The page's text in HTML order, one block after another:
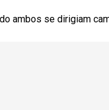
ambos se dirigiam